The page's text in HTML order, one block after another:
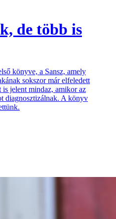
de több is
könyve, a Sansz, amely
sokszor már elfeledett
is jelent mindaz, amikor az
diagnosztizálnak. A könyv